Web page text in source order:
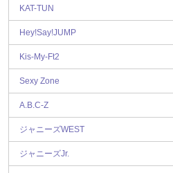
KAT-TUN
Hey!Say!JUMP
Kis-My-Ft2
Sexy Zone
A.B.C-Z
ジャニーズWEST
ジャニーズJr.